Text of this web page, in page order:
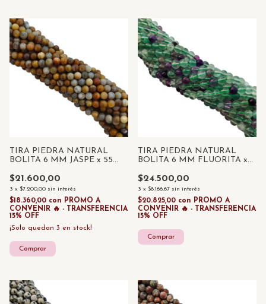
TIRA PIEDRA NATURAL
BOLITA 6 MM JASPE x 55
$21.600,00
3 x $7.200,00 sin interés
$18.360,00 con PROMO A
CONVENIR 🔥 - TRANSFERENCIA
15% OFF
¡Solo quedan 3 en stock!
TIRA PIEDRA NATURAL
BOLITA 6 MM FLUORITA x
$24.500,00
3 x $8.166,67 sin interés
$20.825,00 con PROMO A
CONVENIR 🔥 - TRANSFERENCIA
15% OFF